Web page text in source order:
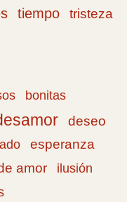
tiempo
tristeza
bonitas
deseo
esperanza
amor
ilusión